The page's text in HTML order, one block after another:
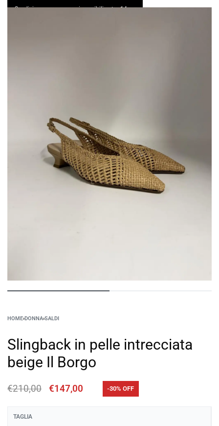
Spedizione express e resi possibili entro 14 gg
HOME›DONNA›SALDI
Slingback in pelle intrecciata
beige Il Borgo
€210,00 €147,00 -30% OFF
TAGLIA